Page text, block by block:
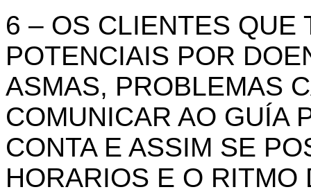
6 – OS CLIENTES QUE
POTENCIAIS POR
ASMAS, PROBLEMAS
COMUNICAR AO GUÍA
CONTA E ASSIM SE
HORARIOS E O